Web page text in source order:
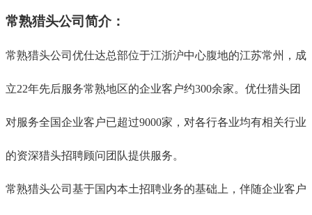
常熟猎头公司简介：
常熟猎头公司优仕达总部位于江浙沪中心腹地的江苏常州，成
立22年先后服务常熟地区的企业客户约300余家。 优仕猎头团
对服务全国企业客户已超过9000家，对各行各业均有相关行业
的资深猎头招聘顾问团队提供服务。
常熟猎头公司基于国内本土招聘业务的基础上，伴随企业客户